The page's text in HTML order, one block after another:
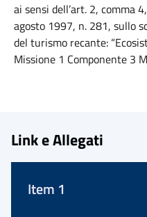
ai sensi dell’art. 2, comma
agosto 1997, n. 281, sullo
del turismo recante:
Missione 1 Componente 3
Link e Allegati
Item 1